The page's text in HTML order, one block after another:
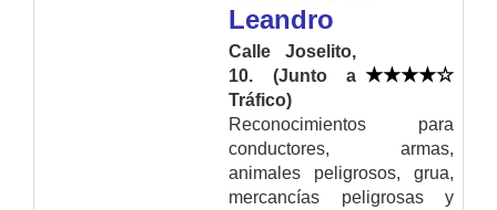
Leandro
Calle Joselito,
10. (Junto a
Tráfico)
Reconocimientos para
conductores, armas,
animales peligrosos, grua,
mercancías peligrosas y